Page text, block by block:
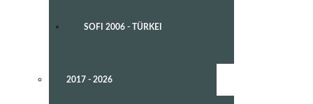
SOFI 2006 - TÜRKEI
2017 - 2026